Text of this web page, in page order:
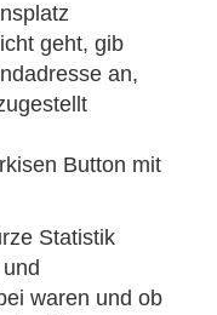
geht, gib
an,
Button mit
Statistik
waren und ob